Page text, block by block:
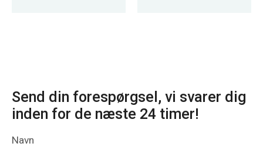
Send din forespørgsel, vi svarer dig
inden for de næste 24 timer!
Navn